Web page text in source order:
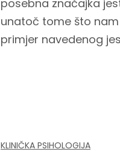
posebna značajka
unatoč tome što nam
primjer navedenog
KLINIČKA PSIHOLOGIJA